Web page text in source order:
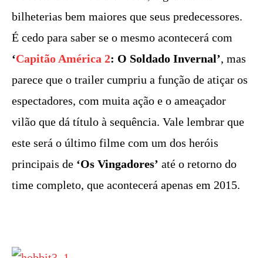
bilheterias bem maiores que seus predecessores.
É cedo para saber se o mesmo acontecerá com
‘Capitão América 2: O Soldado Invernal’, mas
parece que o trailer cumpriu a função de atiçar os
espectadores, com muita ação e o ameaçador
vilão que dá título à sequência. Vale lembrar que
este será o último filme com um dos heróis
principais de ‘Os Vingadores’ até o retorno do
time completo, que acontecerá apenas em 2015.